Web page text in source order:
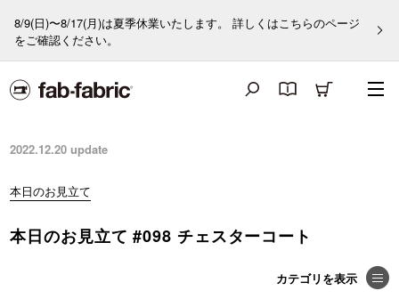
8/9(日)〜8/17(月)は夏季休業いたします。 詳しくはこちらのページ
をご確認ください。
2022.12.20 update
本日のお見立て
本日のお見立て #098 チェスターコート